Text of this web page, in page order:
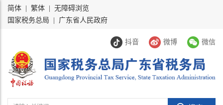
简体 繁体
无障碍浏览
国家税务总局
广东省人民政府
抖音 微博 微信